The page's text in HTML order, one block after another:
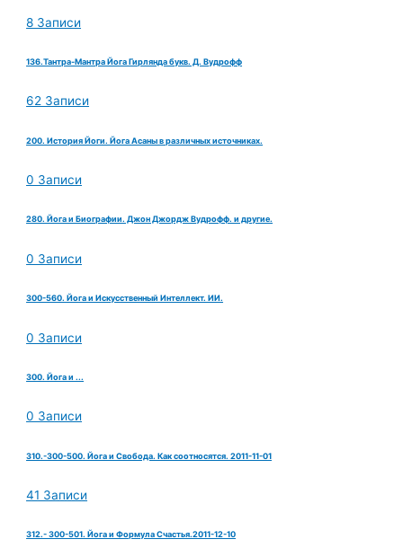
8 Записи
136.Тантра-Мантра Йога Гирлянда букв. Д. Вудрофф
62 Записи
200. История Йоги. Йога Асаны в различных источниках.
0 Записи
280. Йога и Биографии. Джон Джордж Вудрофф. и другие.
0 Записи
300-560. Йога и Искусственный Интеллект. ИИ.
0 Записи
300. Йога и ...
0 Записи
310.-300-500. Йога и Свобода. Как соотносятся. 2011-11-01
41 Записи
312.- 300-501. Йога и Формула Счастья.2011-12-10